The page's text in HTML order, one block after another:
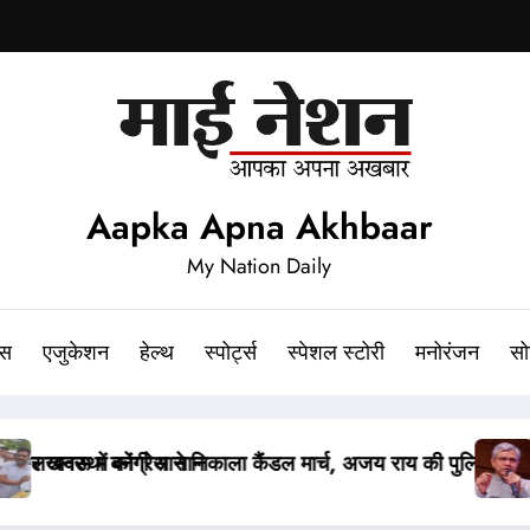
Aapka Apna Akhbaar
My Nation Daily
एजुकेशन हेल्थ स्पोर्ट्स स्पेशल स्टोरी मनोरंजन
लीक संशोधन बिल पर मंत्री वैष्णव ने नहीं दिया जवाब, PM मोदी ने
पेपर